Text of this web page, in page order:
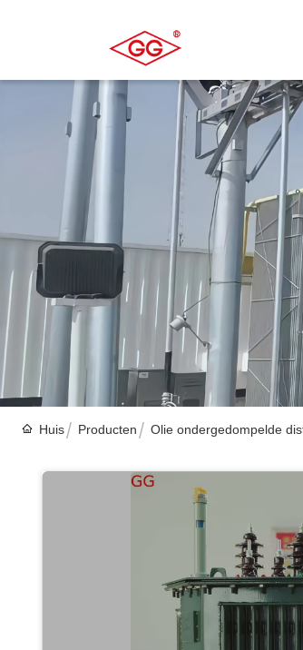
Huis Producten Olie ondergedompelde